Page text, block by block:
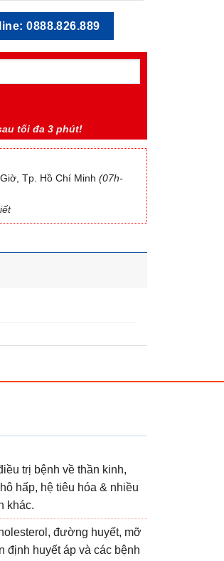
0888.826.889
tối đa 3 phút!
Tp. Hồ Chí Minh (07h-
trị bệnh về thần kinh,
hấp, hệ tiêu hóa & nhiều
khác.
đường huyết, mỡ
định huyết áp và các bệnh